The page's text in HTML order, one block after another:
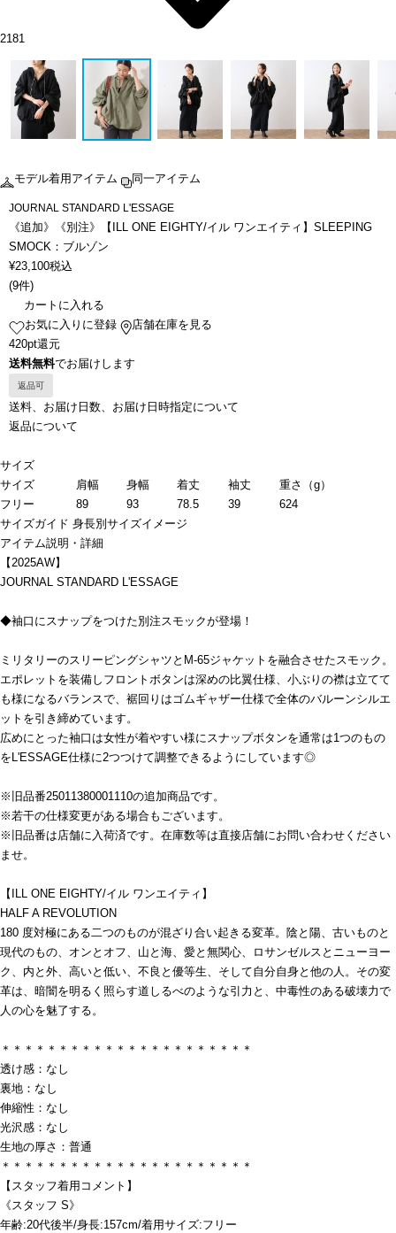
2181
モデル着用アイテム 同一アイテム
JOURNAL STANDARD L'ESSAGE
《追加》《別注》【ILL ONE EIGHTY/イル ワンエイティ】SLEEPING
SMOCK：ブルゾン
¥23,100税込
(9件)
カートに入れる
お気に入りに登録
店舗在庫を見る
420pt還元
送料無料でお届けします
返品可
送料、お届け日数、お届け日時指定について
返品について
サイズ
サイズ
肩幅 身幅 着丈 袖丈
重さ（g）
フリー
89 93 78.5 39
624
サイズガイド 身長別サイズイメージ
アイテム説明・詳細
【2025AW】
JOURNAL STANDARD L'ESSAGE
◆袖口にスナップをつけた別注スモックが登場！
ミリタリーのスリーピングシャツとM-65ジャケットを融合させたスモック。
エポレットを装備しフロントボタンは深めの比翼仕様、小ぶりの襟は立てて
も様になるバランスで、裾回りはゴムギャザー仕様で全体のバルーンシルエ
ットを引き締めています。
広めにとった袖口は女性が着やすい様にスナップボタンを通常は1つのもの
をL'ESSAGE仕様に2つつけて調整できるようにしています◎
※旧品番25011380001110の追加商品です。
※若干の仕様変更がある場合もございます。
※旧品番は店舗に入荷済です。在庫数等は直接店舗にお問い合わせください
ませ。
【ILL ONE EIGHTY/イル ワンエイティ】
HALF A REVOLUTION
180 度対極にある二つのものが混ざり合い起きる変革。陰と陽、古いものと
現代のもの、オンとオフ、山と海、愛と無関心、ロサンゼルスとニューヨー
ク、内と外、高いと低い、不良と優等生、そして自分自身と他の人。その変
革は、暗闇を明るく照らす道しるべのような引力と、中毒性のある破壊力で
人の心を魅了する。
＊＊＊＊＊＊＊＊＊＊＊＊＊＊＊＊＊＊＊＊＊＊
透け感：なし
裏地：なし
伸縮性：なし
光沢感：なし
生地の厚さ：普通
＊＊＊＊＊＊＊＊＊＊＊＊＊＊＊＊＊＊＊＊＊＊
【スタッフ着用コメント】
《スタッフ S》
年齢:20代後半/身長:157cm/着用サイズ:フリー